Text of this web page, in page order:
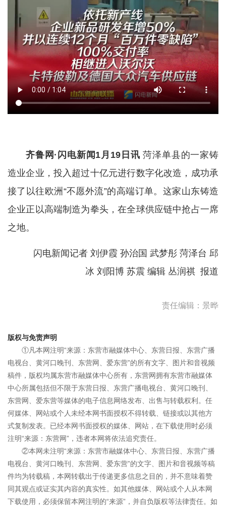
齐鲁网·闪电新闻1月19日讯 菏泽单县的一家铸
造业企业，投入超过十亿元进行数字化改造，成功承
接了以往欧洲“不愿外流”的高端订单。这家山东铸造
企业正以高端制造为拳头，在全球供应链中抢占一席
之地。
闪电新闻记者 刘伊霞 孙治国 武梦彤 菏泽台 邱
冰 刘阳博 苏震 编辑 丛润祺 报道
责任编辑：景晔
版权与免责声明
①凡本网注明“来源：东营市融媒体中心、东营日报、东营广播
电视台、黄河口晚刊、东营网、爱东营”的所有文字、图片和音视频
稿件，版权均属东营市融媒体中心所有，东营网拥有东营市融媒体
中心所属包括但不限于东营日报、东营广播电视台、黄河口晚刊、
东营网、爱东营等媒体的电子信息网络发布、出售与转载权利。任
何媒体、网站或个人未经本网书面授权不得转载、链接或以其他方
式复制发表。已经本网书面授权的媒体、网站，在下载使用时必须
注明“来源：东营网”，违者本网将依法追究责任。
②本网未注明“来源：东营市融媒体中心、东营日报、东营广播
电视台、黄河口晚刊、东营网、爱东营”的文字、图片和音视频等稿
件均为转载稿，本网转载出于传递更多信息之目的，并不意味着赞
同其观点或证实其内容的真实性。如其他媒体、网站或个人从本网
下载使用，必须保留本网注明的“来源”，并自负版权等法律责任。如